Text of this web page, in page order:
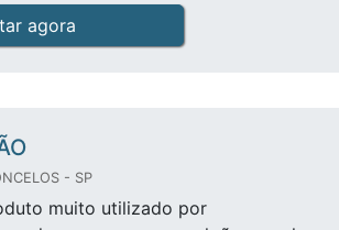
agora
- SP
muito utilizado por